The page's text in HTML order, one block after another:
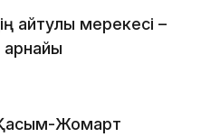
айтулы мерекесі –
арнайы
Жомарт